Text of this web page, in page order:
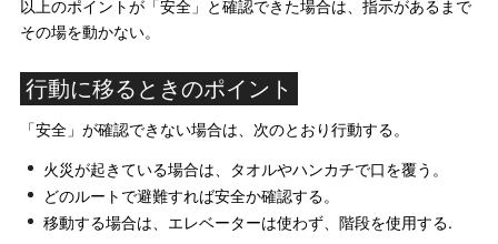
以上のポイントが「安全」と確認できた場合は、指示があるまで
その場を動かない。
行動に移るときのポイント
「安全」が確認できない場合は、次のとおり行動する。
火災が起きている場合は、タオルやハンカチで口を覆う。
どのルートで避難すれば安全か確認する。
移動する場合は、エレベーターは使わず、階段を使用する.